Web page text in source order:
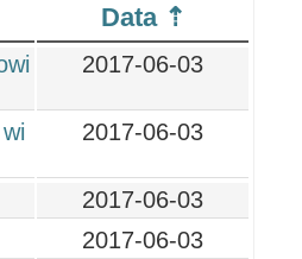
Data
2017-06-03
2017-06-03
2017-06-03
2017-06-03